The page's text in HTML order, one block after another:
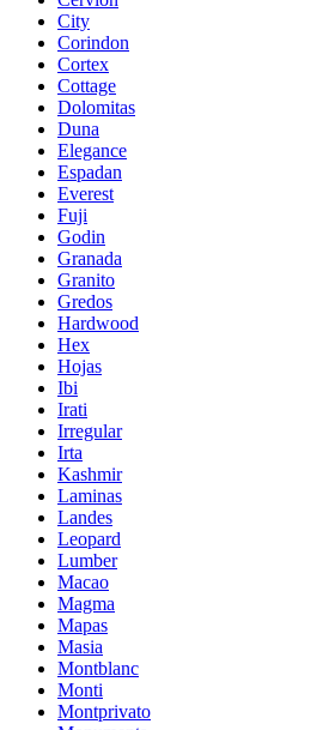
City
Corindon
Cortex
Cottage
Dolomitas
Duna
Elegance
Espadan
Everest
Fuji
Godin
Granada
Granito
Gredos
Hardwood
Hex
Hojas
Ibi
Irati
Irregular
Irta
Kashmir
Laminas
Landes
Leopard
Lumber
Macao
Magma
Mapas
Masia
Montblanc
Monti
Montprivato